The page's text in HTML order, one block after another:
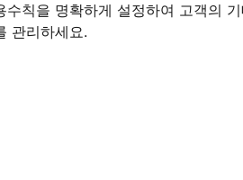
수칙을 명확하게 설정하여 고객의 기
관리하세요.